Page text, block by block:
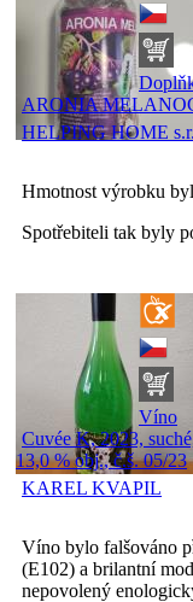
ARONIA
HELPING HOME
Hmotnost výrobku
Spotřebiteli tak byly
Víno
Cuvée K, 2023,
13,0 % obj., č.š. 05/23
KAREL KVAPIL
Víno bylo falšováno
(E102) a brilantní
nepovolený